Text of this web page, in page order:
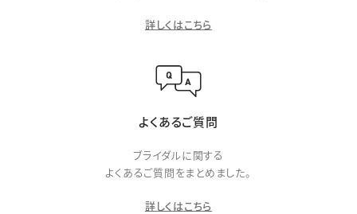
詳しくはこちら
よくあるご質問
ブライダルに関する
よくあるご質問をまとめました。
詳しくはこちら